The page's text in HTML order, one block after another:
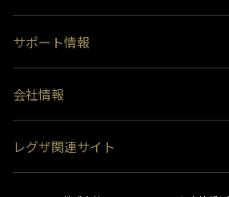
サポート情報
取扱説明書ダウンロード
インフォメーション 一覧
会社情報
ニュース
会社概要
レグザ関連サイト
レグザ オンラインストア